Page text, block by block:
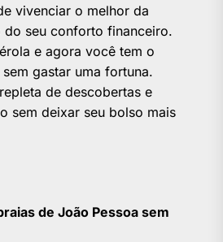
vivenciar o melhor da
seu conforto financeiro.
e agora você tem o
gastar uma fortuna.
de descobertas e
sem deixar seu bolso mais
de João Pessoa sem